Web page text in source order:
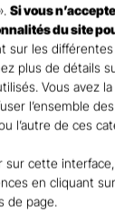
reste.
Si vous
du site
sur les
plus de détails
Vous avez
l’ensemble
l’autre de ces
sur cette
en cliquant
de page.